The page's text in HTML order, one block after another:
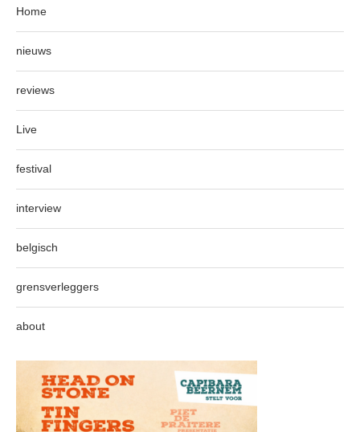
Home
nieuws
reviews
Live
festival
interview
belgisch
grensverleggers
about